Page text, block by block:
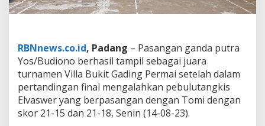
k
i
a
i
n
g
P
e
RBNnews.co.id, Padang – Pasangan ganda putra
Yos/Budiono berhasil tampil sebagai juara
turnamen Villa Bukit Gading Permai setelah dalam
pertandingan final mengalahkan pebulutangkis
Elvaswer yang berpasangan dengan Tomi dengan
skor 21-15 dan 21-18, Senin (14-08-23).